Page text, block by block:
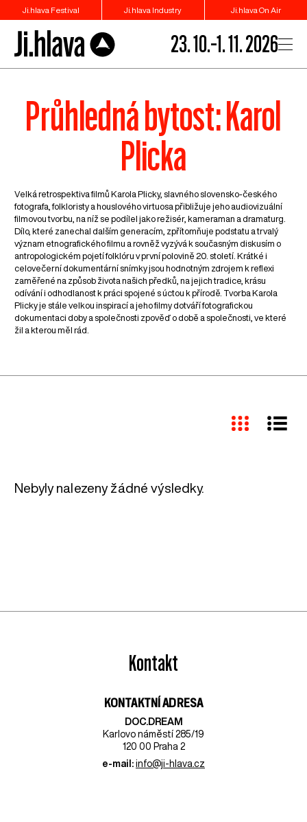
Ji.hlava Festival Ji.hlava Industry Ji.hlava On Air
23. 10.–1. 11. 2026
Průhledná bytost: Karol
Plicka
Velká retrospektiva filmů Karola Plicky, slavného slovensko-českého
fotografa, folkloristy a houslového virtuosa přibližuje jeho audiovizuální
filmovou tvorbu, na níž se podílel jako režisér, kameraman a dramaturg.
Dílo, které zanechal dalším generacím, zpřítomňuje podstatu a trvalý
význam etnografického filmu a rovněž vyzývá k současným diskusím o
antropologickém pojetí folklóru v první polovině 20. století. Krátké i
celovečerní dokumentární snímky jsou hodnotným zdrojem k reflexi
zaměřené na způsob života našich předků, na jejich tradice, krásu
odívání i odhodlanost k práci spojené s úctou k přírodě. Tvorba Karola
Plicky je stále velkou inspirací a jeho filmy dotváří fotografickou
dokumentaci doby a společnosti zpověď o době a společnosti, ve které
žil a kterou měl rád.
Nebyly nalezeny žádné výsledky.
Kontakt
KONTAKTNÍ ADRESA
DOC.DREAM​
Karlovo náměstí 285/19
120 00 Praha 2
e-mail: info@ji-hlava.cz